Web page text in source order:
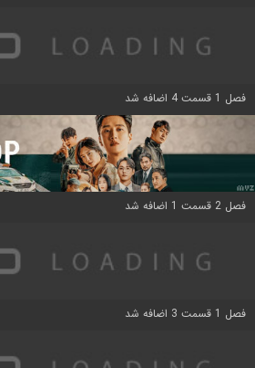
فصل 1 قسمت 4 اضافه شد
فصل 2 قسمت 1 اضافه شد
فصل 1 قسمت 3 اضافه شد